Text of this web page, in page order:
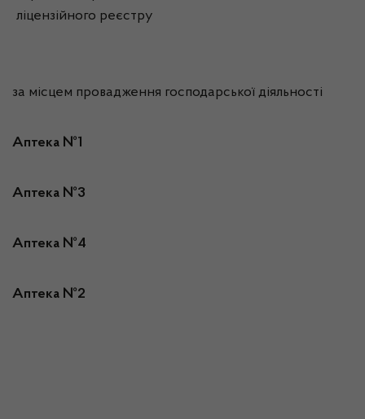
ліцензійного реєстру
за місцем провадження господарської діяльності
Аптека №1
Аптека №3
Аптека №4
Аптека №2